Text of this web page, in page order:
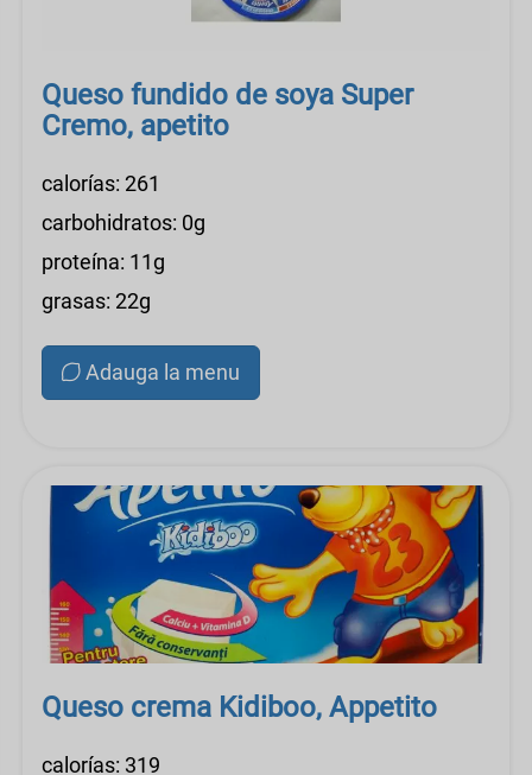
Queso fundido de soya Super
Cremo, apetito
calorías: 261
carbohidratos: 0g
proteína: 11g
grasas: 22g
Adauga la menu
Queso crema Kidiboo, Appetito
calorías: 319